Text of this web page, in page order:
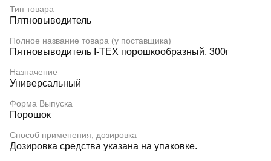
Тип товара
Пятновыводитель
Полное название товара (у поставщика)
Пятновыводитель I-TEX порошкообразный, 300г
Назначение
Универсальный
Форма Выпуска
Порошок
Способ применения, дозировка
Дозировка средства указана на упаковке.